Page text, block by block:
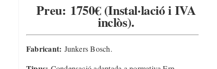
Preu: 1750€ (Instal·lació i IVA
inclòs).
Fabricant: Junkers Bosch.